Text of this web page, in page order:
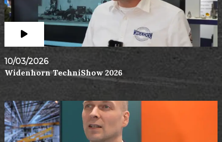
10/03/2026
Widenhorn TechniShow 2026